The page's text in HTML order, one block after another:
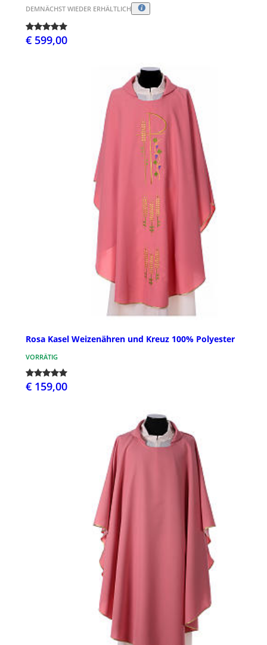
DEMNÄCHST WIEDER ERHÄLTLICH
€ 599,00
Rosa Kasel Weizenähren und Kreuz 100% Polyester
VORRÄTIG
€ 159,00